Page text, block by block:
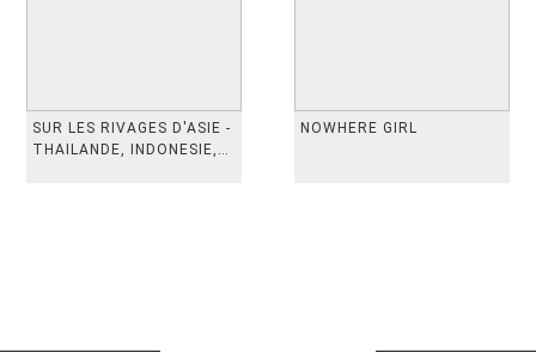
SUR LES RIVAGES D'ASIE -
THAILANDE, INDONESIE,
NOWHERE GIRL